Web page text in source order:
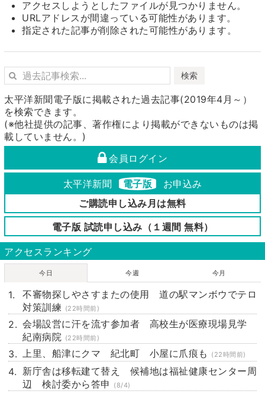
アクセスしようとしたファイルが見つかりません。
URLアドレスが間違っている可能性があります。
指定された記事が削除された可能性があります。
検索
太平洋新聞電子版に掲載された過去記事(2019年4月～）
を検索できます。
(※他社提供の記事、著作権により掲載ができないものは掲
載していません。)
会員ログイン
太平洋新聞 電子版
お申込み
ご購読申し込み月は無料
電子版 試読申し込み（１週間 無料）
アクセスランキング
今日 今週 今月
不審物探しやさすまたの使用 道の駅マンボウでテロ
対策訓練 (22時間前)
会場設営に汗を流す参加者 高校生が医療現場見学
紀南病院 (22時間前)
上里、船津にクマ 紀北町 小屋に爪痕も (22時間前)
新庁舎は移転建て替え 候補地は福祉健康センター周
辺 検討委から答申
(8/4)